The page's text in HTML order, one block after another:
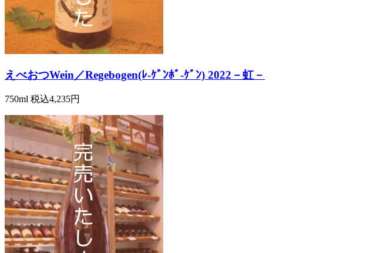
えべおつWein／Regebogen(ﾚ-ｹﾞﾝﾎﾞ-ｹﾞﾝ) 2022－虹－
750ml 税込4,235円